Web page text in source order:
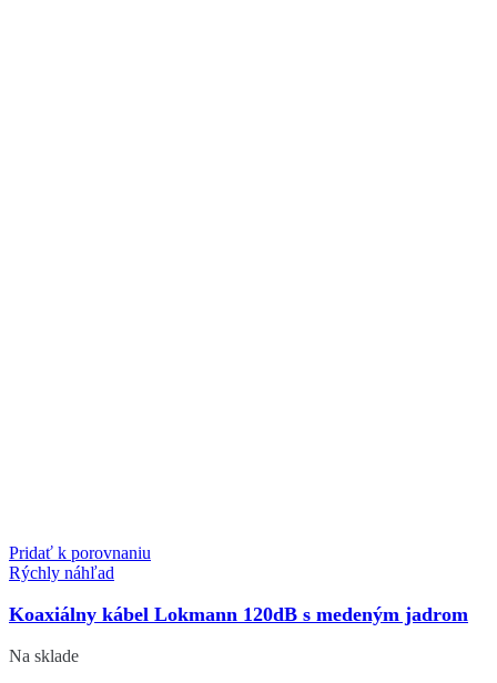
Pridať k porovnaniu
Rýchly náhľad
Koaxiálny kábel Lokmann 120dB s medeným jadrom
Na sklade